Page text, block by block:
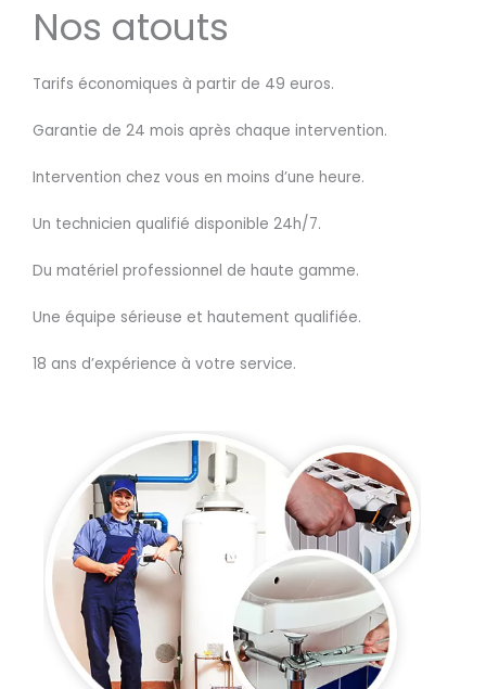
Nos atouts
Tarifs économiques à partir de 49 euros.
Garantie de 24 mois après chaque intervention.
Intervention chez vous en moins d’une heure.
Un technicien qualifié disponible 24h/7.
Du matériel professionnel de haute gamme.
Une équipe sérieuse et hautement qualifiée.
18 ans d’expérience à votre service.